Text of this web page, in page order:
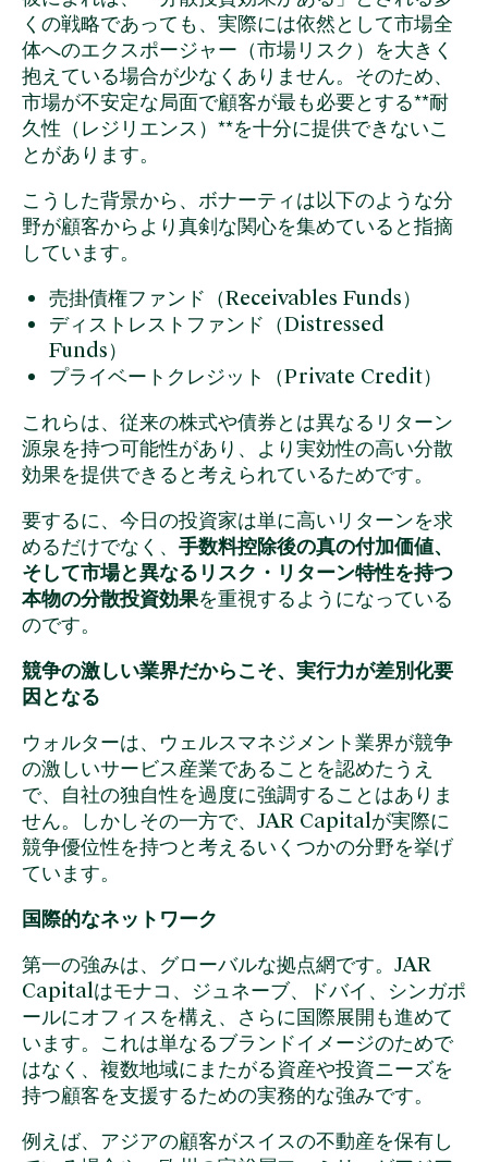
くの戦略であっても、実際には依然として市場全
体へのエクスポージャー（市場リスク）を大きく
抱えている場合が少なくありません。そのため、
市場が不安定な局面で顧客が最も必要とする**耐
久性（レジリエンス）**を十分に提供できないこ
とがあります。
こうした背景から、ボナーティは以下のような分
野が顧客からより真剣な関心を集めていると指摘
しています。
売掛債権ファンド（Receivables Funds）
ディストレストファンド（Distressed
Funds）
プライベートクレジット（Private Credit）
これらは、従来の株式や債券とは異なるリターン
源泉を持つ可能性があり、より実効性の高い分散
効果を提供できると考えられているためです。
要するに、今日の投資家は単に高いリターンを求
めるだけでなく、 手数料控除後の真の付加価値、
そして市場と異なるリスク・リターン特性を持つ
本物の分散投資効果を重視するようになっている
のです。
競争の激しい業界だからこそ、実行力が差別化要
因となる
ウォルターは、ウェルスマネジメント業界が競争
の激しいサービス産業であることを認めたうえ
で、自社の独自性を過度に強調することはありま
せん。しかしその一方で、JAR Capitalが実際に
競争優位性を持つと考えるいくつかの分野を挙げ
ています。
国際的なネットワーク
第一の強みは、グローバルな拠点網です。JAR
Capitalはモナコ、ジュネーブ、ドバイ、シンガポ
ールにオフィスを構え、さらに国際展開も進めて
います。これは単なるブランドイメージのためで
はなく、複数地域にまたがる資産や投資ニーズを
持つ顧客を支援するための実務的な強みです。
例えば、アジアの顧客がスイスの不動産を保有し